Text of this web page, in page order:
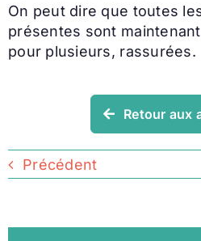
On peut dire que toutes
présentes sont
pour plusieurs, rassurées.
Retour aux
Précédent